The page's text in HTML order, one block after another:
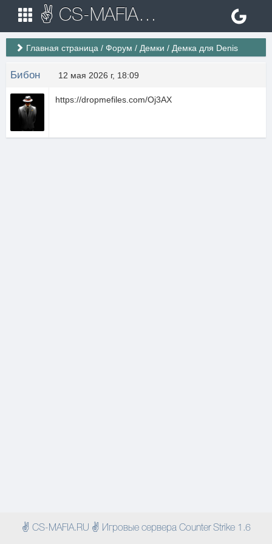
✌ CS-MAFIA.RU ✌ Игровые сервера Counter Strike 1.6
Главная страница / Форум / Демки / Демка для Denis
Бибон 12 мая 2026 г, 18:09
https://dropmefiles.com/Oj3AX
✌ CS-MAFIA.RU ✌ Игровые сервера Counter Strike 1.6